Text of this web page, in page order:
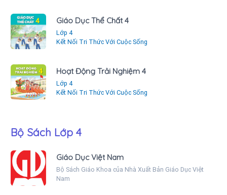
Giáo Dục Thể Chất 4
Lớp 4
Kết Nối Tri Thức Với Cuộc Sống
Hoạt Động Trải Nghiệm 4
Lớp 4
Kết Nối Tri Thức Với Cuộc Sống
Bộ Sách Lớp 4
Giáo Dục Việt Nam
Bộ Sách Giáo Khoa của Nhà Xuất Bản Giáo Dục Việt
Nam